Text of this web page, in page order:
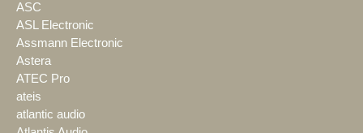
ASC
ASL Electronic
Assmann Electronic
Astera
ATEC Pro
ateis
atlantic audio